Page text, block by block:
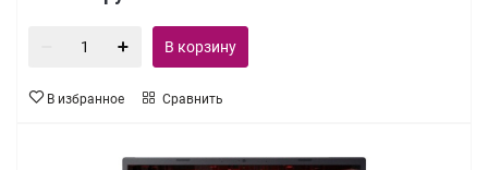
В корзину
В избранное Сравнить